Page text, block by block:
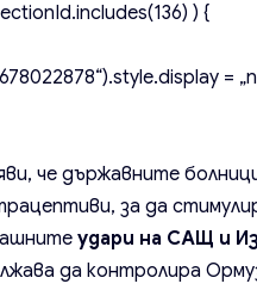
) {
=
че държавните
за да
удари на САЩ и
да контролира